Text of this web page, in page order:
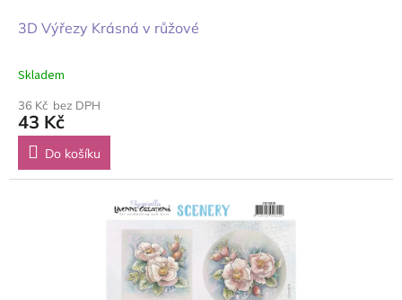
3D Výřezy Krásná v růžové
Skladem
36 Kč bez DPH
43 Kč
Do košíku